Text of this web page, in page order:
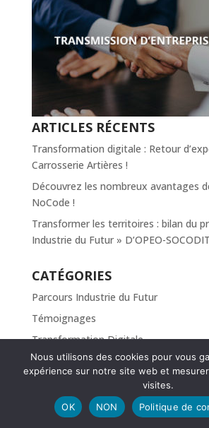
ARTICLES RÉCENTS
Transformation digitale : Retour
Carrosserie Artières !
Découvrez les nombreux avantages
NoCode !
Transformer les territoires : bilan du
Industrie du Futur » D’OPEO-
CATÉGORIES
Parcours Industrie du Futur
Témoignages
Transformation Digitale
Nous utilisons des cookies pour vous
expérience sur notre site web et
visites.
OK
NON Politique de